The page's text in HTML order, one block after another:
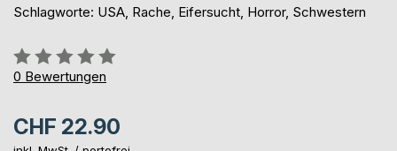
Schlagworte: USA, Rache, Eifersucht, Horror, Schwestern
Bewertung::
0%
0 Bewertungen
CHF 22.90